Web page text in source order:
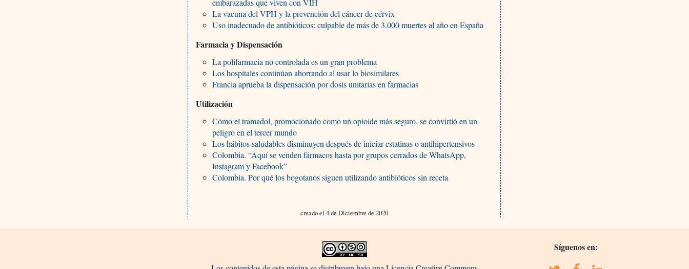
embarazadas que viven con VIH
La vacuna del VPH y la prevención del cáncer de cérvix
Uso inadecuado de antibióticos: culpable de más de 3.000 muertes al año en España
Farmacia y Dispensación
La polifarmacia no controlada es un gran problema
Los hospitales continúan ahorrando al usar lo biosimilares
Francia aprueba la dispensación por dosis unitarias en farmacias
Utilización
Cómo el tramadol, promocionado como un opioide más seguro, se convirtió en un
peligro en el tercer mundo
Los hábitos saludables disminuyen después de iniciar estatinas o antihipertensivos
Colombia. “Aquí se venden fármacos hasta por grupos cerrados de WhatsApp,
Instagram y Facebook”
Colombia. Por qué los bogotanos siguen utilizando antibióticos sin receta
creado el 4 de Diciembre de 2020
Síguenos en: